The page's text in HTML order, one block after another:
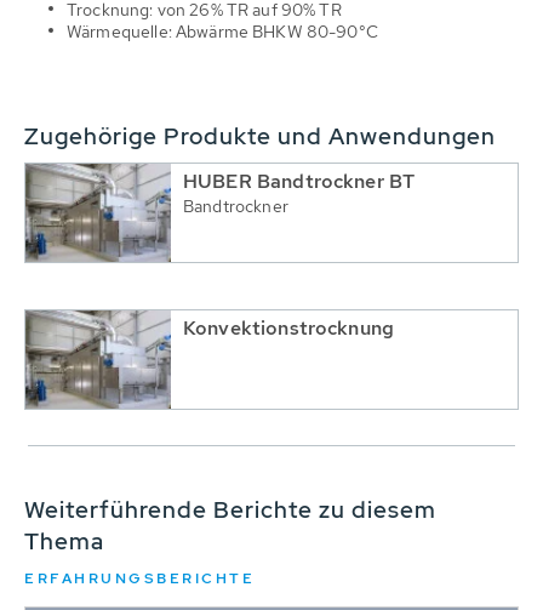
Trocknung: von 26% TR auf 90% TR
Wärmequelle: Abwärme BHKW 80-90°C
Zugehörige Produkte und Anwendungen
HUBER Bandtrockner BT
Bandtrockner
Konvektionstrocknung
Weiterführende Berichte zu diesem
Thema
ERFAHRUNGSBERICHTE